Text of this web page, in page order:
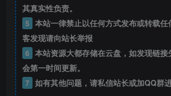
其真实性负责。
5 本站一律禁止以任何方式发布或转载
客发现请向站长举报
6 本站资源大都存储在云盘，如发现链
会第一时间更新。
7 如有其他问题，请私信站长或加QQ群进